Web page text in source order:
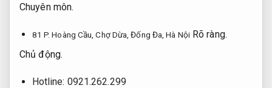
Chuyên môn.
81 P. Hoàng Cầu, Chợ Dừa, Đống Đa, Hà Nội Rõ ràng.
Chủ động.
Hotline: 0921.262.299